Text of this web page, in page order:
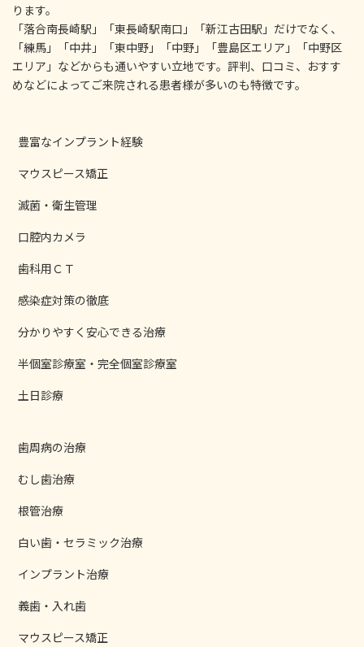
ります。
「落合南長崎駅」「東長崎駅南口」「新江古田駅」だけでなく、
「練馬」「中井」「東中野」「中野」「豊島区エリア」「中野区
エリア」などからも通いやすい立地です。評判、口コミ、おすす
めなどによってご来院される患者様が多いのも特徴です。
豊富なインプラント経験
マウスピース矯正
滅菌・衛生管理
口腔内カメラ
歯科用ＣＴ
感染症対策の徹底
分かりやすく安心できる治療
半個室診療室・完全個室診療室
土日診療
歯周病の治療
むし歯治療
根管治療
白い歯・セラミック治療
インプラント治療
義歯・入れ歯
マウスピース矯正